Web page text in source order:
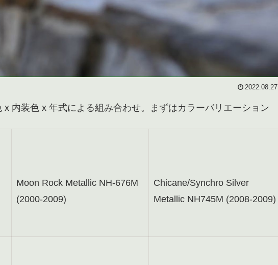
2022.08.27
内装色 x 年式による組み合わせ。まずはカラーバリエーション
Moon Rock Metallic NH-676M
(2000-2009)
Chicane/Synchro Silver
Metallic NH745M (2008-2009)